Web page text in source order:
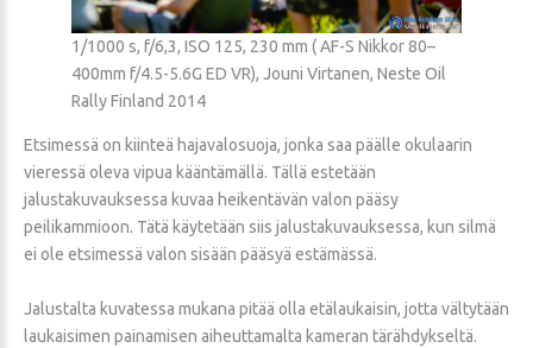
1/1000 s, f/6,3, ISO 125, 230 mm ( AF-S Nikkor 80–
400mm f/4.5-5.6G ED VR), Jouni Virtanen, Neste Oil
Rally Finland 2014
Etsimessä on kiinteä hajavalosuoja, jonka saa päälle okulaarin
vieressä oleva vipua kääntämällä. Tällä estetään
jalustakuvauksessa kuvaa heikentävän valon pääsy
peilikammioon. Tätä käytetään siis jalustakuvauksessa, kun silmä
ei ole etsimessä valon sisään pääsyä estämässä.
Jalustalta kuvatessa mukana pitää olla etälaukaisin, jotta vältytään
laukaisimen painamisen aiheuttamalta kameran tärähdykseltä.